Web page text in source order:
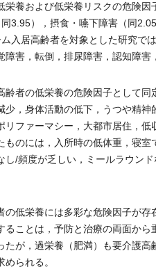
栄養および低栄養リスクの危険
3.95），摂食・嚥下障害（同
入居高齢者を対象とした研究で
障害，転倒，排尿障害，認知障
者の低栄養の危険因子として
少，身体活動の低下，うつや精
リファーマシー，大都市居住，低
ものには，入所時の低体重，寝
し/頻度が乏しい，ミールラウン
低栄養には多彩な危険因子が
ることは，予防と治療の両面か
たが，過栄養（肥満）も要介護
られる。